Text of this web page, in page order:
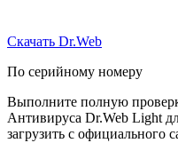
Скачать Dr.Web
По серийному номеру
Выполните полную
Антивируса Dr.Web Light
загрузить с официального